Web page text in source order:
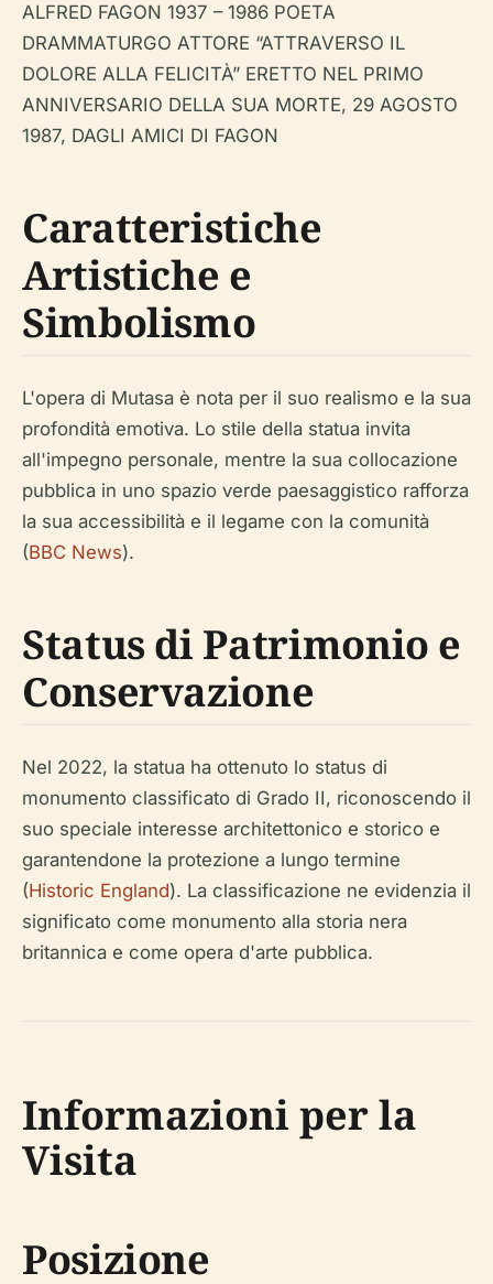
ALFRED FAGON 1937 – 1986 POETA
DRAMMATURGO ATTORE “ATTRAVERSO IL
DOLORE ALLA FELICITÀ” ERETTO NEL PRIMO
ANNIVERSARIO DELLA SUA MORTE, 29 AGOSTO
1987, DAGLI AMICI DI FAGON
Caratteristiche
Artistiche e
Simbolismo
L'opera di Mutasa è nota per il suo realismo e la sua
profondità emotiva. Lo stile della statua invita
all'impegno personale, mentre la sua collocazione
pubblica in uno spazio verde paesaggistico rafforza
la sua accessibilità e il legame con la comunità
(BBC News).
Status di Patrimonio e
Conservazione
Nel 2022, la statua ha ottenuto lo status di
monumento classificato di Grado II, riconoscendo il
suo speciale interesse architettonico e storico e
garantendone la protezione a lungo termine
(Historic England). La classificazione ne evidenzia il
significato come monumento alla storia nera
britannica e come opera d'arte pubblica.
Informazioni per la
Visita
Posizione